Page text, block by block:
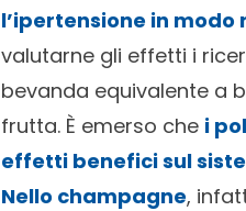
l’ipertensione in modo
valutarne gli effetti i
bevanda equivalente a
frutta. È emerso che i
effetti benefici sul
Nello champagne,